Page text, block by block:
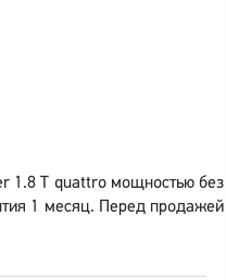
1.8 T quattro мощностью без
1 месяц. Перед продажей